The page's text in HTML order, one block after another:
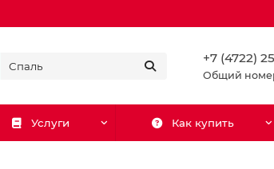
+7 (4722)
Общий
Услуги Как купить